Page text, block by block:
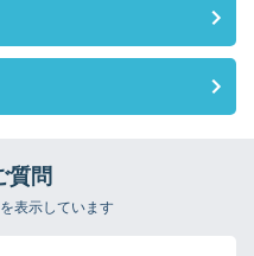
質問
表示しています